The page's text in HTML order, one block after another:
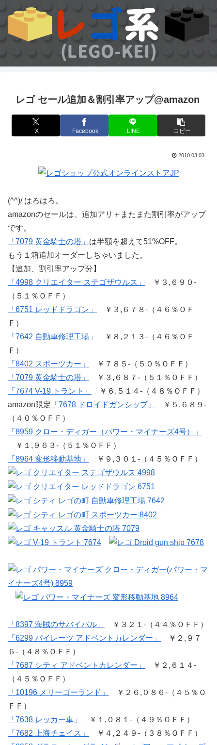
レゴ セール追加＆割引率アップ@amazon
X Facebook LINE コピー
2010.03.03
(^^)/ はろはろ。
amazonのセールは、追加アリ＋またまた割引率がアップ
です。
「7079 黄金騎士の塔」 は半額を超えて51%OFF。
もう１箱追加オーダーしちゃいました。
【追加、割引率アップ分】
「4998 クリエイター ステゴザウルス」
￥３,６９０-
（５１％ＯＦＦ）
「6751 レッドドラゴン」
￥３,６７８-（４６％ＯＦ
Ｆ）
「7642 自動車修理工場」
￥８,２１３-（４６％ＯＦ
Ｆ）
「8402 スポーツカー」
￥７８５-（５０％ＯＦＦ）
「7079 黄金騎士の塔」
￥３,６８７-（５１％ＯＦＦ）
「7674 V-19 トラント」
￥６,５１４-（４８％ＯＦＦ）
amazon限定 「7678 ドロイドガンシップ」
￥５,６８９-
（４０％ＯＦＦ）
「8959 クロー・ディガー（パワー・マイナーズ4号）」
￥１,９６３-（５１％ＯＦＦ）
「8964 変形移動基地」
￥９,３０１-（４５％ＯＦＦ）
「8397 海賊のサバイバル」
￥３２１-（４４％ＯＦＦ）
「6299 パイレーツ アドベントカレンダー」
￥２,９７
６-（４８％ＯＦＦ）
「7687 シティ アドベントカレンダー」
￥２,６１４-
（４５％ＯＦＦ）
「10196 メリーゴーランド」
￥２６,０８６-（４５％Ｏ
ＦＦ）
「7638 レッカー車」
￥１,０８１-（４９％ＯＦＦ）
「7682 上海チェイス」
￥４,２４９-（３８％ＯＦＦ）